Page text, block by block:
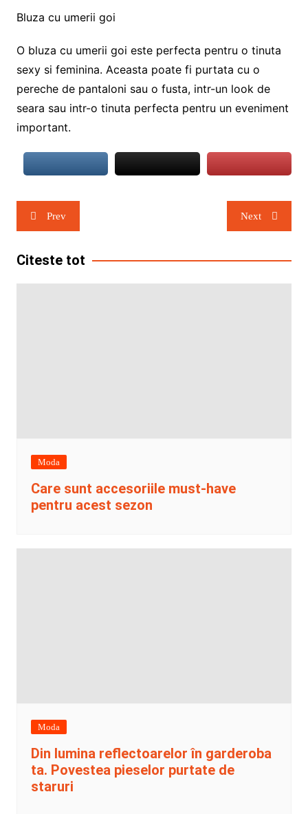
Bluza cu umerii goi
O bluza cu umerii goi este perfecta pentru o tinuta
sexy si feminina. Aceasta poate fi purtata cu o
pereche de pantaloni sau o fusta, intr-un look de
seara sau intr-o tinuta perfecta pentru un eveniment
important.
Navigare
în
articole
Prev Next
Citeste tot
Moda
Care sunt accesoriile must-have
pentru acest sezon
Moda
Din lumina reflectoarelor în garderoba
ta. Povestea pieselor purtate de
staruri